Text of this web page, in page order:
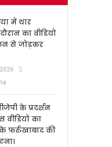
में थार
का वीडियो
से जोड़कर
के प्रदर्शन
वीडियो का
फर्रुखाबाद की